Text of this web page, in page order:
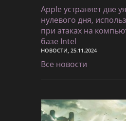
Apple устраняет две
нулевого дня,
при атаках на
базе Intel
НОВОСТИ, 25.11.2024
Все новости